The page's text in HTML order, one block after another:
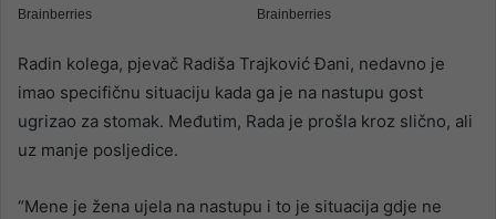
Radin kolega, pjevač Radiša Trajković Đani, nedavno je
imao specifičnu situaciju kada ga je na nastupu gost
ugrizao za stomak. Međutim, Rada je prošla kroz slično, ali
uz manje posljedice.
“Mene je žena ujela na nastupu i to je situacija gdje ne